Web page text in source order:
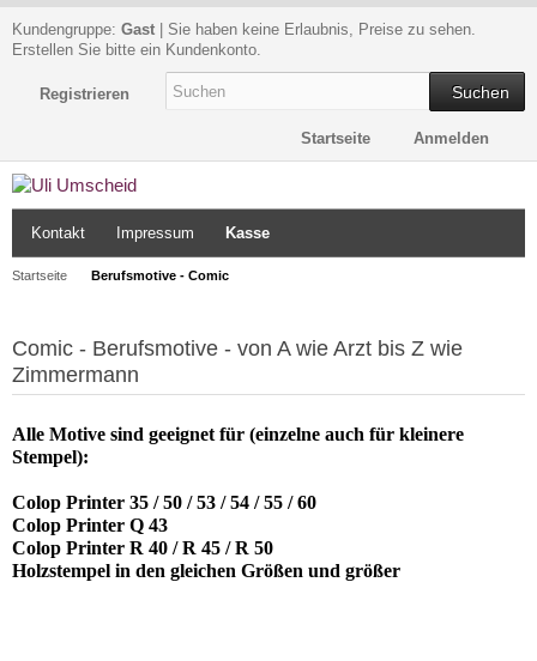
Kundengruppe: Gast | Sie haben keine Erlaubnis, Preise zu sehen.
Erstellen Sie bitte ein Kundenkonto.
Suchen
Registrieren
Anmelden
Startseite
Kontakt Impressum Kasse
Startseite Berufsmotive - Comic
Comic - Berufsmotive - von A wie Arzt bis Z wie
Zimmermann
Alle Motive sind geeignet für (einzelne auch für kleinere
Stempel):
Colop Printer 35 / 50 / 53 / 54 / 55 / 60
Colop Printer Q 43
Colop Printer R 40 / R 45 / R 50
Holzstempel in den gleichen Größen und größer